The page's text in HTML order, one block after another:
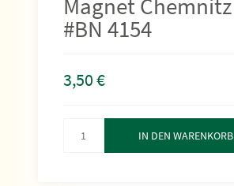
Magnet Chemnitz
#BN 4154
3,50€
IN DEN WARENKORB